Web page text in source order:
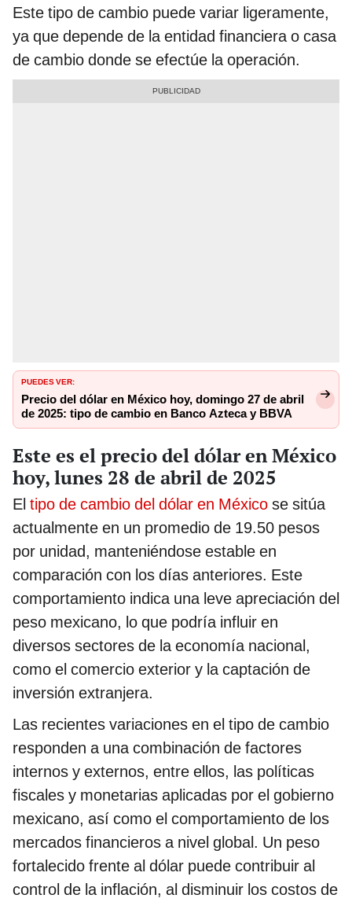
Este tipo de cambio puede variar ligeramente,
ya que depende de la entidad financiera o casa
de cambio donde se efectúe la operación.
PUEDES VER:
Precio del dólar en México hoy, domingo 27 de abril
de 2025: tipo de cambio en Banco Azteca y BBVA
Este es el precio del dólar en México
hoy, lunes 28 de abril de 2025
El tipo de cambio del dólar en México se sitúa
actualmente en un promedio de 19.50 pesos
por unidad, manteniéndose estable en
comparación con los días anteriores. Este
comportamiento indica una leve apreciación del
peso mexicano, lo que podría influir en
diversos sectores de la economía nacional,
como el comercio exterior y la captación de
inversión extranjera.
Las recientes variaciones en el tipo de cambio
responden a una combinación de factores
internos y externos, entre ellos, las políticas
fiscales y monetarias aplicadas por el gobierno
mexicano, así como el comportamiento de los
mercados financieros a nivel global. Un peso
fortalecido frente al dólar puede contribuir al
control de la inflación, al disminuir los costos de